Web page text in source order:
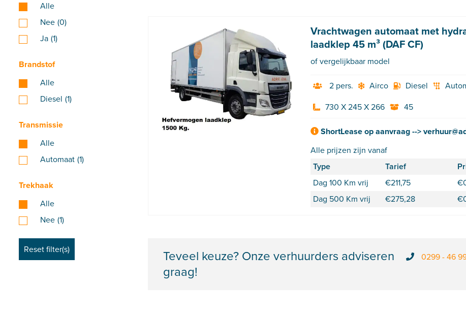
Alle
Nee (0)
Ja (1)
Brandstof
Alle
Diesel (1)
Transmissie
Alle
Automaat (1)
Trekhaak
Alle
Nee (1)
Vrachtwagen automaat met
laadklep 45 m³ (DAF CF)
of vergelijkbaar model
2 pers. Airco Diesel
730 X 245 X 266
45
ShortLease op aanvraag -->
Alle prijzen zijn vanaf
Type
Tarief
Dag 100 Km vrij
€211,75 €
Dag 500 Km vrij
€275,28 €
Teveel keuze? Onze verhuurders adviseren
graag!
0299 - 46